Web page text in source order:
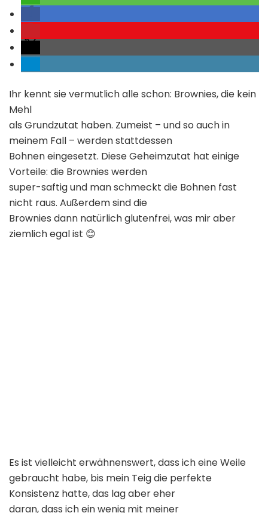
Ihr kennt sie vermutlich alle schon: Brownies, die kein
Mehl
als Grundzutat haben. Zumeist – und so auch in
meinem Fall – werden stattdessen
Bohnen eingesetzt. Diese Geheimzutat hat einige
Vorteile: die Brownies werden
super-saftig und man schmeckt die Bohnen fast
nicht raus. Außerdem sind die
Brownies dann natürlich glutenfrei, was mir aber
ziemlich egal ist 😊
Es ist vielleicht erwähnenswert, dass ich eine Weile
gebraucht habe, bis mein Teig die perfekte
Konsistenz hatte, das lag aber eher
daran, dass ich ein wenig mit meiner